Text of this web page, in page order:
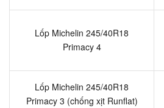
Lốp Michelin 245/40R18
Primacy 4
Lốp Michelin 245/40R18
Primacy 3 (chống xịt Runflat)